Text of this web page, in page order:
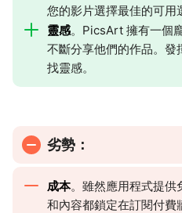
您的影片選擇最佳的可用
靈感。PicsArt 擁有一個
不斷分享他們的作品。發
找靈感。
劣勢：
成本。雖然應用程式提供
和內容都鎖定在訂閱付費